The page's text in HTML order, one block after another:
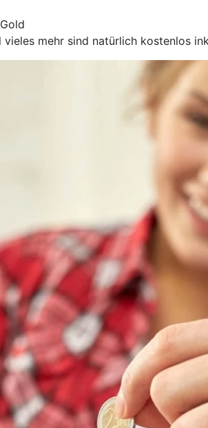
mehr sind natürlich kostenlos